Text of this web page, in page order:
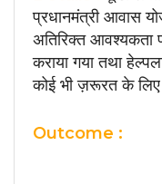
प्रधानमंत्री आवास
अतिरिक्त आवश्यकता
कराया गया तथा
कोई भी ज़रूरत के लिए
Outcome :